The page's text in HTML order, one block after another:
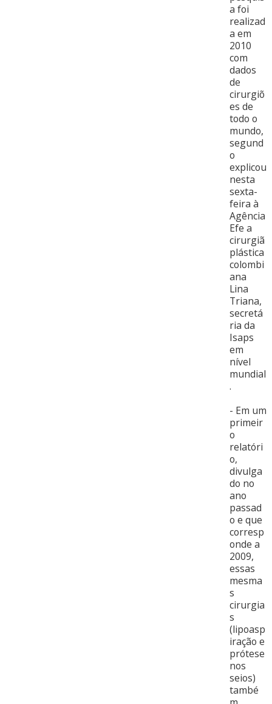
a foi
realizad
a em
2010
com
dados
de
cirurgiõ
es de
todo o
mundo,
segund
o
explicou
nesta
sexta-
feira à
Agência
Efe a
cirurgiã
plástica
colombi
ana
Lina
Triana,
secretá
ria da
Isaps
em
nível
mundial
.
- Em um
primeir
o
relatóri
o,
divulga
do no
ano
passad
o e que
corresp
onde a
2009,
essas
mesma
s
cirurgia
s
(lipoasp
iração e
prótese
nos
seios)
també